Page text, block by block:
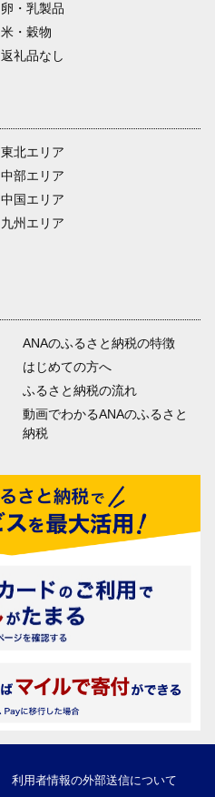
卵・乳製品
米・穀物
返礼品なし
東北エリア
中部エリア
中国エリア
九州エリア
ANAのふるさと納税の特徴
はじめての方へ
ふるさと納税の流れ
動画でわかるANAのふるさと
納税
利用者情報の外部送信について